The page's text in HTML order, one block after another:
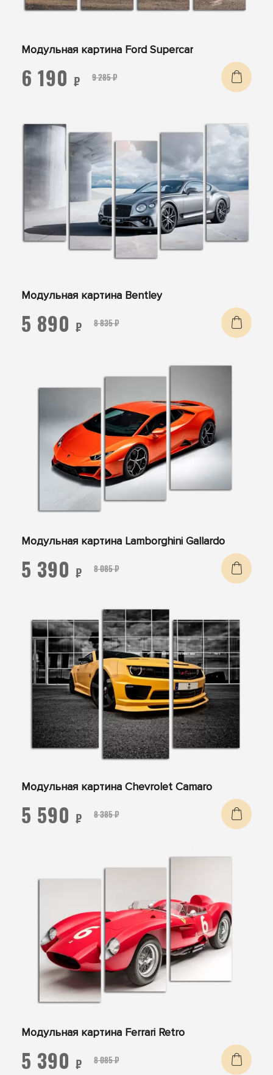
Модульная картина Ford Supercar
9 285 ₽
6 190 ₽
Модульная картина Bentley
8 835 ₽
5 890 ₽
Модульная картина Lamborghini Gallardo
8 085 ₽
5 390 ₽
Модульная картина Chevrolet Camaro
8 385 ₽
5 590 ₽
Модульная картина Ferrari Retro
8 085 ₽
5 390 ₽